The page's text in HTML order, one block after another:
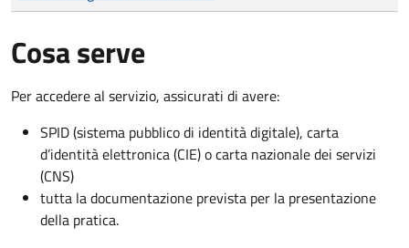
Cosa serve
Per accedere al servizio, assicurati di avere:
SPID (sistema pubblico di identità digitale), carta
d’identità elettronica (CIE) o carta nazionale dei servizi
(CNS)
tutta la documentazione prevista per la presentazione
della pratica.